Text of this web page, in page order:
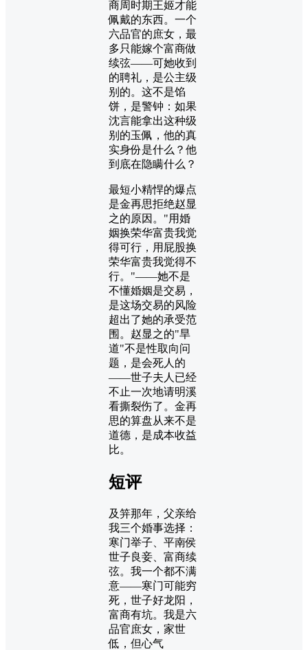
商周时期王姬才能
佩戴的东西。一个
六品官的庶女，最
多只能嫁个富商做
续弦——可她收到
的聘礼，是公主级
别的。这不是馅
饼，是警钟：如果
沈言能拿出这种级
别的玉佩，他的真
实身份是什么？他
到底在隐瞒什么？
最短小精悍的爆点
是金再思拒绝赵显
之的原因。"用婚
姻换荣华富贵我觉
得可行，用屁股换
荣华富贵我觉得不
行。"——她不是
不懂婚姻是交易，
是这场交易的风险
超出了她的承受范
围。赵显之的"旱
道"不是性取向问
题，是会死人的
——世子夫人已经
不止一次地请明溪
看撕裂伤了。金再
思的算盘从来不是
道德，是成本收益
比。
短评
及笄那年，父亲给
我三个婚事选择：
寒门举子、平南侯
世子良妾、富商续
弦。我一个都不满
意——寒门可能穷
死，世子好龙阳，
富商有坑。我是六
品官庶女，家世
低，但心气